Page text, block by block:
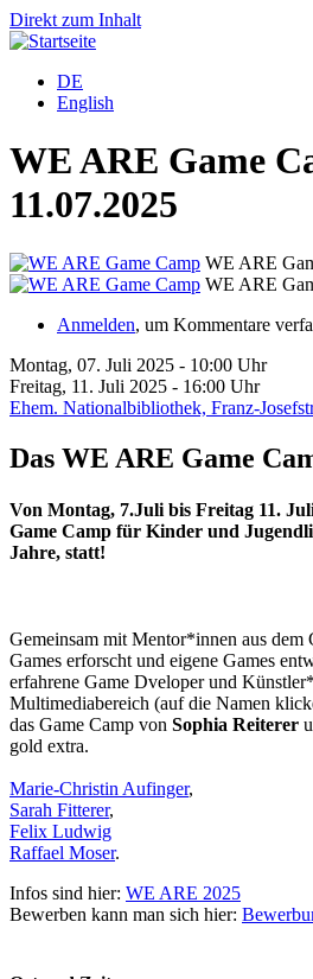
Direkt zum Inhalt
DE
English
WE ARE Game
11.07.2025
WE ARE
WE ARE
Anmelden, um Kommentare
Montag, 07. Juli 2025 - 10:00 Uhr
Freitag, 11. Juli 2025 - 16:00 Uhr
Ehem. Nationalbibliothek, Franz-
Das WE ARE Game
Von Montag, 7.Juli bis Freitag 11.
Game Camp für Kinder und
Jahre, statt!
Gemeinsam mit Mentor*innen aus dem
Games erforscht und eigene Games
erfahrene Game Dveloper und
Multimediabereich (auf die Namen
das Game Camp von Sophia Reiterer
gold extra.
Marie-Christin Aufinger,
Sarah Fitterer,
Felix Ludwig
Raffael Moser.
Infos sind hier: WE ARE 2025
Bewerben kann man sich hier: